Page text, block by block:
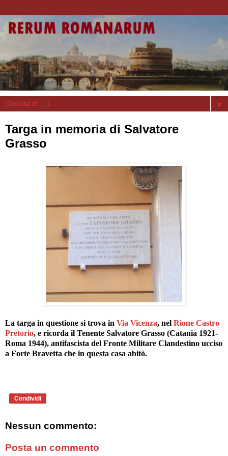
▼
Targa in memoria di Salvatore
Grasso
La targa in questione si trova in Via Vicenza, nel Rione Castro
Pretorio, e ricorda il Tenente Salvatore Grasso (Catania 1921-
Roma 1944), antifascista del Fronte Militare Clandestino ucciso
a Forte Bravetta che in questa casa abitò.
Condividi
Nessun commento:
Posta un commento